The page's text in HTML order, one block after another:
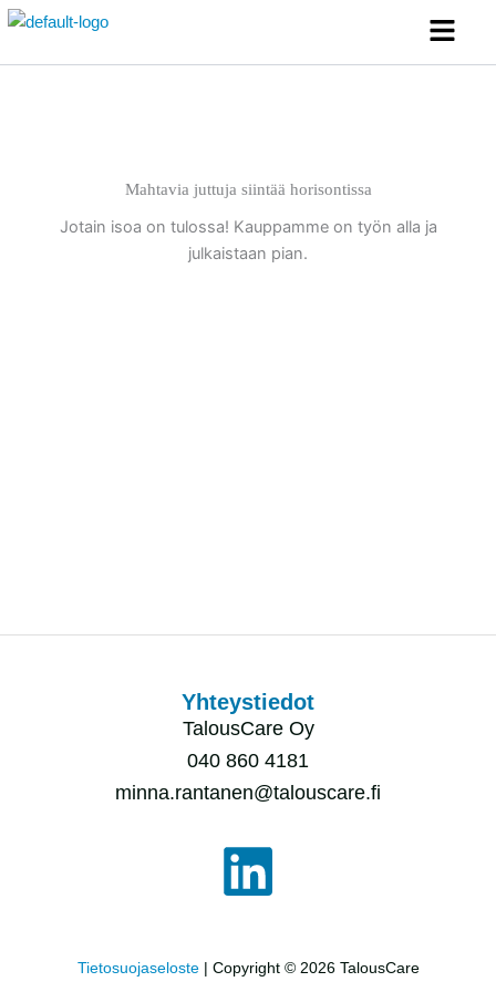
Siirry
Menu
Mahtavia juttuja siintää horisontissa
Jotain isoa on tulossa! Kauppamme on työn alla ja
julkaistaan pian.
Yhteystiedot
TalousCare Oy
040 860 4181
minna.rantanen@talouscare.fi
Tietosuojaseloste| Copyright © 2026 TalousCare